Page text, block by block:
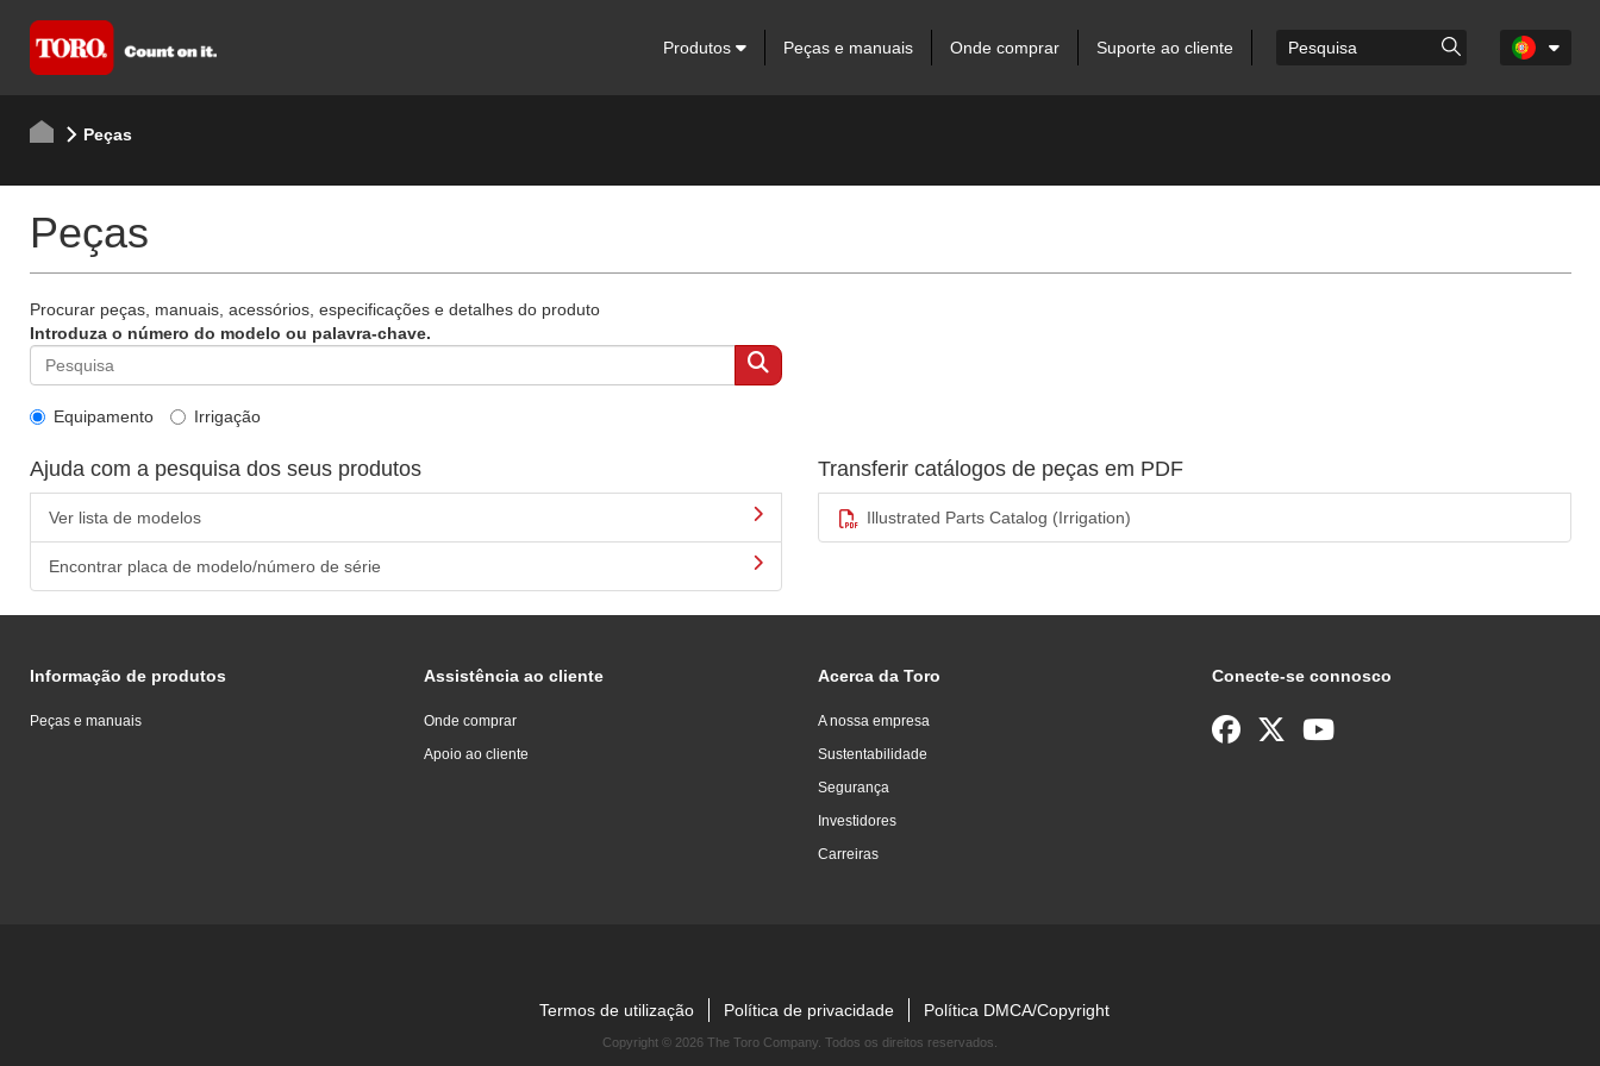
Produtos Peças e manuais Onde comprar Suporte ao cliente
Peças
Peças
Procurar peças, manuais, acessórios, especificações e detalhes do produto
Introduza o número do modelo ou palavra-chave.
Equipamento Irrigação
Ajuda com a pesquisa dos seus produtos
Ver lista de modelos
Encontrar placa de modelo/número de série
Transferir catálogos de peças em PDF
Illustrated Parts Catalog (Irrigation)
Informação de produtos
Peças e manuais
Assistência ao cliente
Onde comprar
Apoio ao cliente
Acerca da Toro
A nossa empresa
Sustentabilidade
Segurança
Investidores
Carreiras
Conecte-se connosco
Termos de utilização Política de privacidade Política DMCA/Copyright
Copyright © 2026 The Toro Company. Todos os direitos reservados.